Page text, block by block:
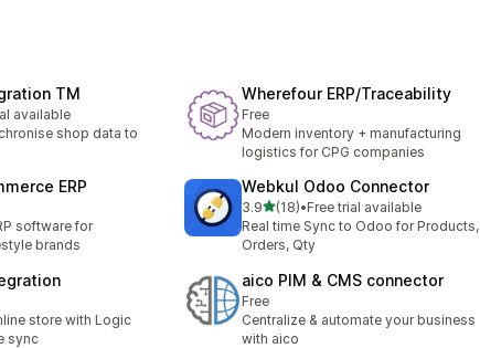
TM
available
shop data to
Wherefour ERP/Traceability
Free
Modern inventory + manufacturing
logistics for CPG companies
ERP
software for
brands
Webkul Odoo Connector
3.9เต็ม 5 ดาว
(18)
ทั้งหมด 18 รีวิว
•Free trial available
Real time Sync to Odoo for Products,
Orders, Qty
store with Logic
sync
aico PIM & CMS connector
Free
Centralize & automate your business
with aico